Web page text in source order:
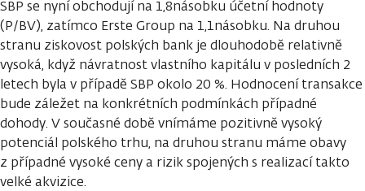
SBP se nyní obchodují na 1,8násobku účetní hodnoty
(P/BV), zatímco Erste Group na 1,1násobku. Na druhou
stranu ziskovost polských bank je dlouhodobě relativně
vysoká, když návratnost vlastního kapitálu v posledních 2
letech byla v případě SBP okolo 20 %. Hodnocení transakce
bude záležet na konkrétních podmínkách případné
dohody. V současné době vnímáme pozitivně vysoký
potenciál polského trhu, na druhou stranu máme obavy
z případné vysoké ceny a rizik spojených s realizací takto
velké akvizice.